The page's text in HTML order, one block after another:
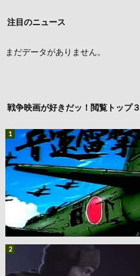
注目のニュース
まだデータがありません。
戦争映画が好きだッ！閲覧トップ３